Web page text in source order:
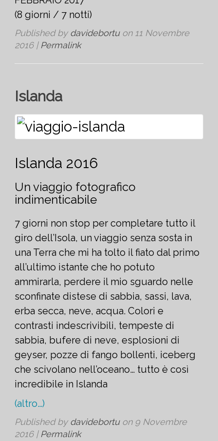
(8 giorni / 7 notti)
Published by davidebortuon 11 Novembre
2016| Permalink
Islanda
Islanda 2016
Un viaggio fotografico
indimenticabile
7 giorni non stop per completare tutto il
giro dell’Isola, un viaggio senza sosta in
una Terra che mi ha tolto il fiato dal primo
all’ultimo istante che ho potuto
ammirarla, perdere il mio sguardo nelle
sconfinate distese di sabbia, sassi, lava,
erba secca, neve, acqua. Colori e
contrasti indescrivibili, tempeste di
sabbia, bufere di neve, esplosioni di
geyser, pozze di fango bollenti, iceberg
che scivolano nell’oceano… tutto è così
incredibile in Islanda
(altro…)
Published by davidebortuon 9 Novembre
2016| Permalink